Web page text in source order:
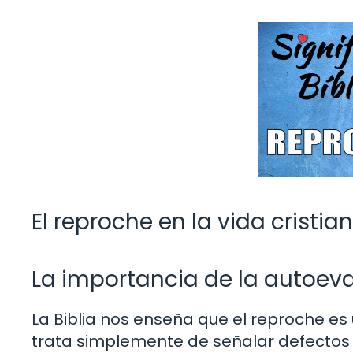
El reproche en la vida
La importancia de la
La Biblia nos enseña que el reproche
trata simplemente de señalar defectos